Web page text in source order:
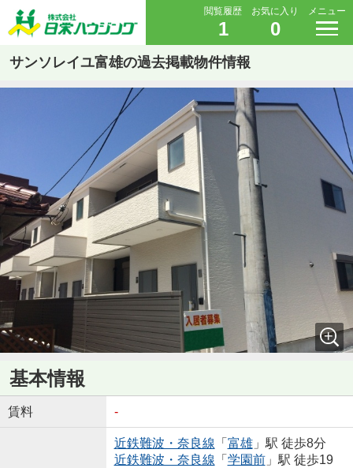
閲覧履歴
1
お気に入り
0
メニュー
サンソレイユ富雄の過去掲載物件情報
基本情報
賃料 -
近鉄難波・奈良線 「 富雄」駅 徒歩8分
近鉄難波・奈良線 「 学園前」駅 徒歩19